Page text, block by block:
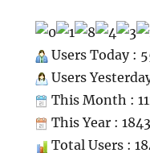
Users Today :
Users
This Month :
This Year :
Total Users :